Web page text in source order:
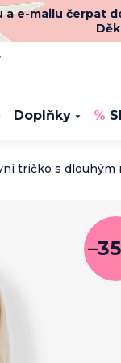
e-mailu čerpat
Doplňky
tričko s dlouhým